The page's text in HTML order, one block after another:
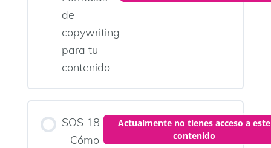
de
copywriting
para tu
contenido
SOS 18
– Cómo
Actualmente no tienes acceso a este
contenido